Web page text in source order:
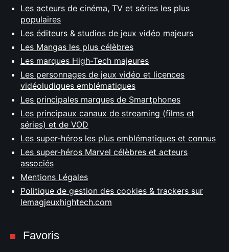
Les acteurs de cinéma, TV et séries les plus
populaires
Les éditeurs & studios de jeux vidéo majeurs
Les Mangas les plus célèbres
Les marques High-Tech majeures
Les personnages de jeux vidéo et licences
vidéoludiques emblématiques
Les principales marques de Smartphones
Les principaux canaux de streaming (films et
séries) et de VOD
Les super-héros les plus emblématiques et connus
Les super-héros Marvel célèbres et acteurs
associés
Mentions Légales
Politique de gestion des cookies & trackers sur
lemagjeuxhightech.com
Favoris